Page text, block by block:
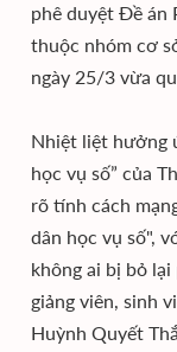
phê duyệt Đề án
thuộc nhóm cơ
ngày 25/3 vừa
Nhiệt liệt hưởng
học vụ số” của
rõ tính cách
dân học vụ số",
không ai bị bỏ lại
giảng viên, sinh
Huỳnh Quyết